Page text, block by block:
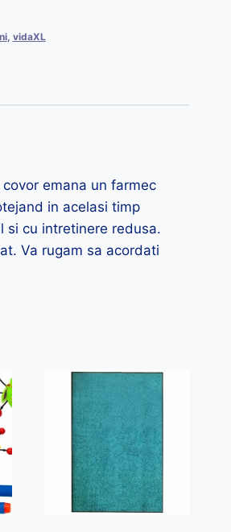
, vidaXL
emana un farmec
in acelasi timp
si cu intretinere redusa.
Va rugam sa acordati